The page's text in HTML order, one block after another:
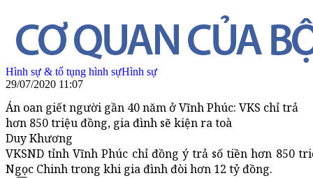
Hình sự & tố tụng hình sựHình sự
29/07/2020 11:07
Án oan giết người gần 40 năm ở Vĩnh Phúc: VKS chỉ trả
hơn 850 triệu đồng, gia đình sẽ kiện ra toà
Duy Khương
VKSND tỉnh Vĩnh Phúc chỉ đồng ý trả số tiền hơn 850
Ngọc Chinh trong khi gia đình đòi hơn 12 tỷ đồng.